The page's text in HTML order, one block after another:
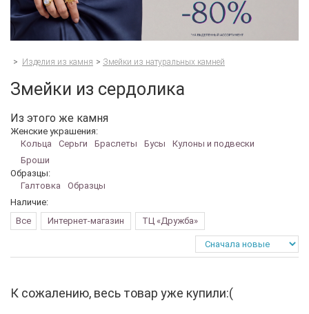
> Изделия из камня > Змейки из натуральных камней
Змейки из сердолика
Из этого же камня
Женские украшения:
Кольца
Серьги Браслеты Бусы
Кулоны и подвески
Броши
Образцы:
Галтовка
Образцы
Наличие:
Все
Интернет-магазин ТЦ «Дружба»
К сожалению, весь товар уже купили:(